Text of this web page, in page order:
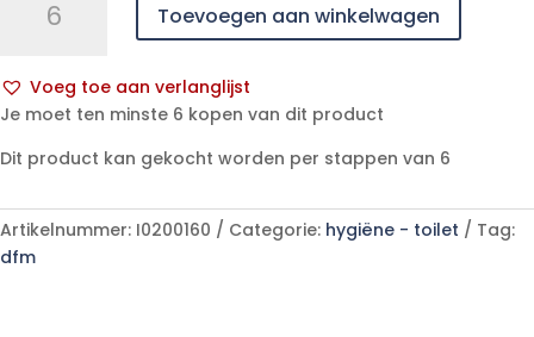
L
(Tubes)
-
stuks
aantal
Toevoegen aan winkelwagen
Voeg toe aan verlanglijst
A
t
r
n
Je moet ten minste 6 kopen van dit product
Dit product kan gekocht worden per stappen van 6
Artikelnummer: I0200160 Categorie: hygiëne - toilet
Tag:
dfm